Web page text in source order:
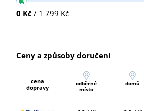
0 Kč / 1 799 Kč
Ceny a způsoby doručení
cena
dopravy
odběrné
místo
domů